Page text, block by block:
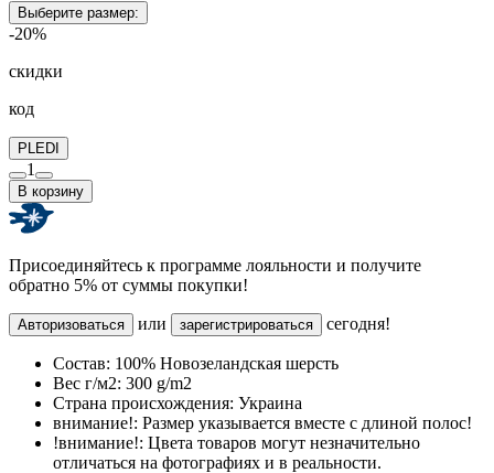
Выберите размер:
-20%
скидки
код
PLEDI
1
В корзину
Присоединяйтесь к программе лояльности и получите
обратно 5% от суммы покупки!
Авторизоваться или зарегистрироваться сегодня!
Состав: 100% Новозеландская шерсть
Вес г/м2: 300 g/m2
Страна происхождения: Украина
внимание!: Размер указывается вместе с длиной полос!
!внимание!: Цвета товаров могут незначительно
отличаться на фотографиях и в реальности.